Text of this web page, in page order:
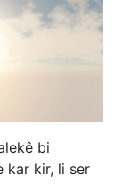
bi
kar kir, li ser